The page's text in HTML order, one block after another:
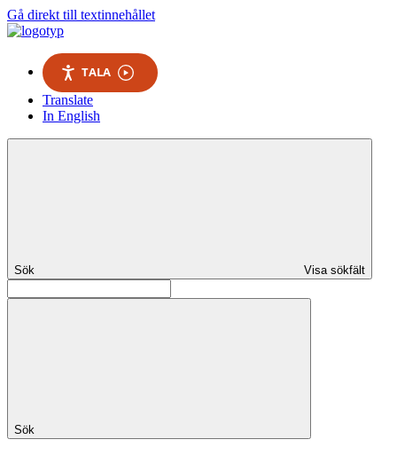
Gå direkt till textinnehållet
TALA
Translate
In English
Sök Visa sökfält
Sök